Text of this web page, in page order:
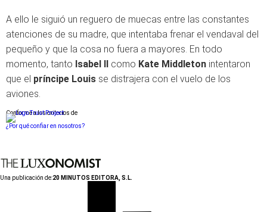
A ello le siguió un reguero de muecas entre las constantes
atenciones de su madre, que intentaba frenar el vendaval del
pequeño y que la cosa no fuera a mayores. En todo
momento, tanto Isabel II como Kate Middleton intentaron
que el príncipe Louis se distrajera con el vuelo de los
aviones.
Conforme a los criterios de
¿Por qué confiar en nosotros?
Una publicación de:20 MINUTOS EDITORA, S.L.